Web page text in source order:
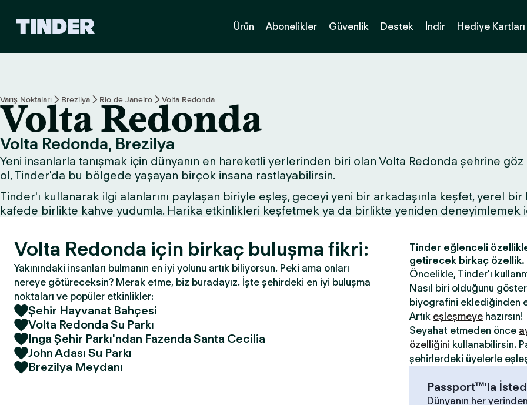
A
n
S
a
y
f
Ürün Abonelikler Güvenlik Destek İndir Hediye Kartları
Varış Noktaları Brezilya Rio de Janeiro Volta Redonda
Volta Redonda
Volta Redonda, Brezilya
Yeni insanlarla tanışmak için dünyanın en hareketli yerlerinden biri olan Volta Redonda şehrine
ol, Tinder'da bu bölgede yaşayan birçok insana rastlayabilirsin.
Tinder'ı kullanarak ilgi alanlarını paylaşan biriyle eşleş, geceyi yeni bir arkadaşınla keşfet, yerel
kafede birlikte kahve yudumla. Harika etkinlikleri keşfetmek ya da birlikte yeniden deneyimlemek
Volta Redonda için birkaç buluşma fikri:
Yakınındaki insanları bulmanın en iyi yolunu artık biliyorsun. Peki ama onları
nereye götüreceksin? Merak etme, biz buradayız. İşte şehirdeki en iyi buluşma
noktaları ve popüler etkinlikler:
Şehir Hayvanat Bahçesi
Volta Redonda Su Parkı
Inga Şehir Parkı'ndan Fazenda Santa Cecilia
John Adası Su Parkı
Brezilya Meydanı
Tinder eğlenceli
getirecek birkaç özellik.
Öncelikle, Tinder'ı
Nasıl biri olduğunu
biyografini eklediğinden
Artık eşleşmeye hazırsın!
Seyahat etmeden önce
özelliğini kullanabilirsin.
şehirlerdeki üyelerle
Passport™'la
Dünyanın her